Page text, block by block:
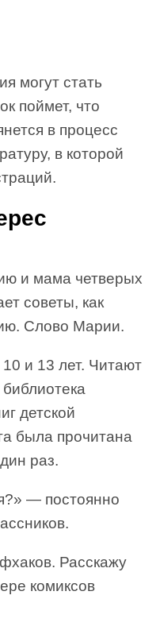
могут стать
поймет, что
в процесс
в которой
и мама четверых
советы, как
Слово Марии.
и 13 лет. Читают
детской
была прочитана
раз. ⠀
— постоянно
Расскажу
комиксов